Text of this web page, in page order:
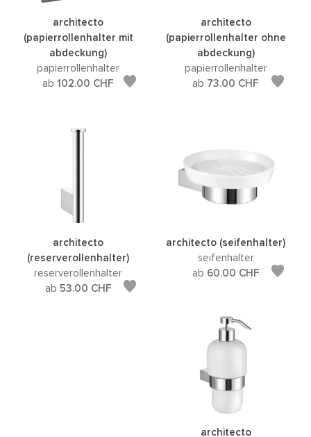
architecto
(papierrollenhalter mit
abdeckung)
papierrollenhalter
ab 102.00 CHF
architecto
(papierrollenhalter ohne
abdeckung)
papierrollenhalter
ab 73.00 CHF
architecto
(reserverollenhalter)
reserverollenhalter
ab 53.00 CHF
architecto (seifenhalter)
seifenhalter
ab 60.00 CHF
architecto